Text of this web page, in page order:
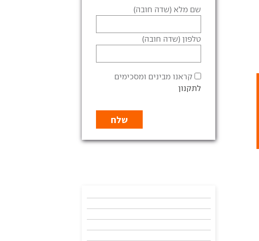
שם מלא (שדה חובה)
טלפון (שדה חובה)
קראנו מבינים ומסכימים
לתקנון